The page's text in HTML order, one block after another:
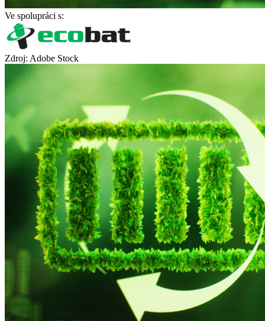
Ve spolupráci s:
Zdroj: Adobe Stock